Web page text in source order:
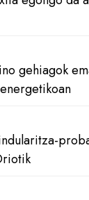
gehiagok